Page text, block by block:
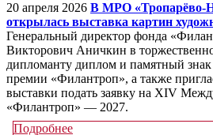
20 апреля 2026 В МРО
открылась выставка картин
Генеральный директор фонда
Викторович Аничкин в
дипломанту диплом и памятный
премии «Филантроп», а также
выставки подать заявку на XIV
«Филантроп» — 2027.
Подробнее